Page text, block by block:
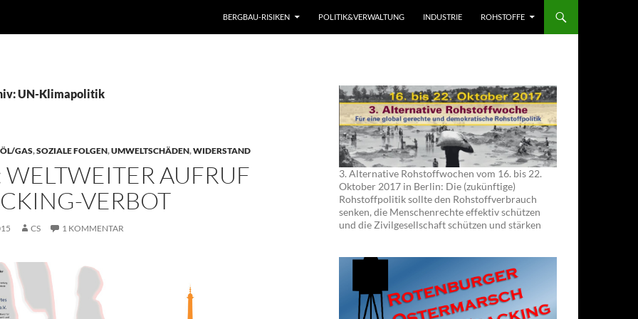
BERGBAU-RISIKEN POLITIK&VERWALTUNG INDUSTRIE ROHSTOFFE
UN-Klimapolitik
ÖL/GAS,SOZIALE FOLGEN,UMWELTSCHÄDEN,WIDERSTAND
AUFRUF
VERBOT
CS 1 KOMMENTAR
3. Alternative Rohstoffwochen vom 16. bis 22.
Oktober 2017 in Berlin: Die (zukünftige)
Rohstoffpolitik sollte den Rohstoffverbrauch
senken, die Menschenrechte effektiv schützen
und die Zivilgesellschaft schützen und stärken